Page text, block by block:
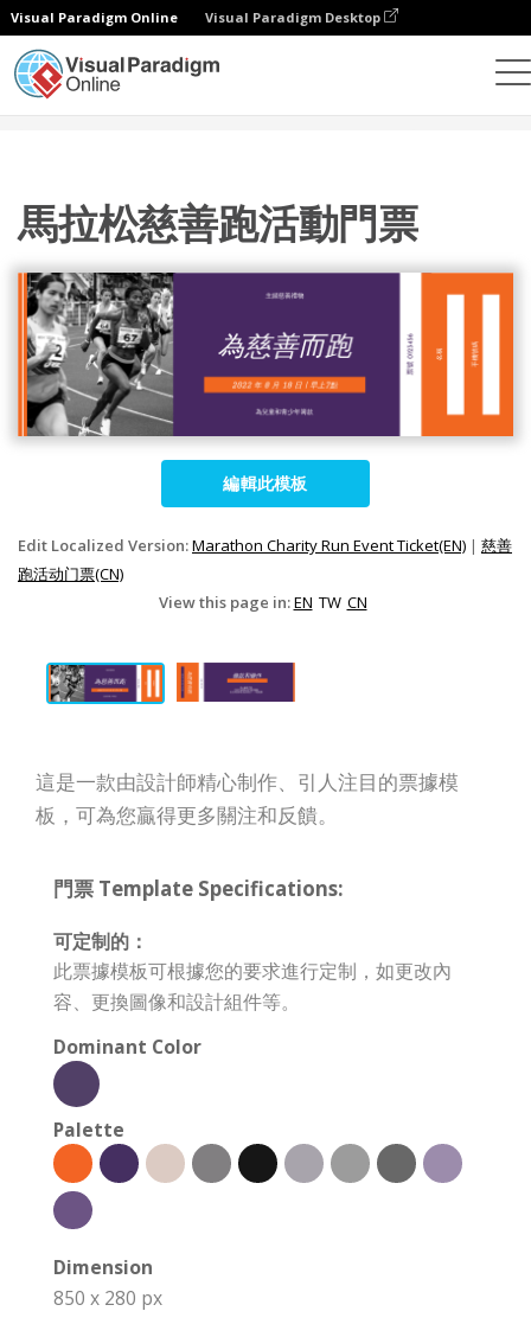
Visual Paradigm Online Visual Paradigm Desktop
馬拉松慈善跑活動門票
編輯此模板
Edit Localized Version:Marathon Charity Run Event Ticket(EN) | 慈善
跑活动门票(CN)
View this page in:EN TW CN
這是一款由設計師精心制作、引人注目的票據模
板，可為您贏得更多關注和反饋。
門票 Template Specifications:
可定制的：
此票據模板可根據您的要求進行定制，如更改內
容、更換圖像和設計組件等。
Dominant Color
Palette
Dimension
850 x 280 px